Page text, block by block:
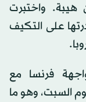
هيبة. واختبرت
على التكيف
فرنسا مع
السبت، وهو ما